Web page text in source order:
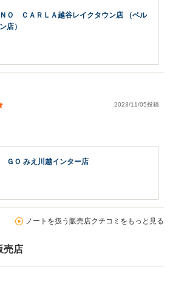
Ｏ ＣＡＲＬＡ越谷レイクタウン店 （ベル
店）
2023/11/05投稿
ＧＯ みえ川越インター店
ノートを扱う販売店クチコミをもっと見る
売店